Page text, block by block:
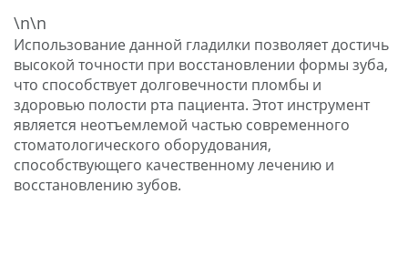
\n\n
Использование данной гладилки позволяет достичь
высокой точности при восстановлении формы зуба,
что способствует долговечности пломбы и
здоровью полости рта пациента. Этот инструмент
является неотъемлемой частью современного
стоматологического оборудования,
способствующего качественному лечению и
восстановлению зубов.